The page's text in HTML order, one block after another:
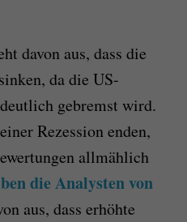
davon aus, dass die
da die US-
gebremst wird.
Rezession enden,
allmählich
die Analysten von
aus, dass erhöhte